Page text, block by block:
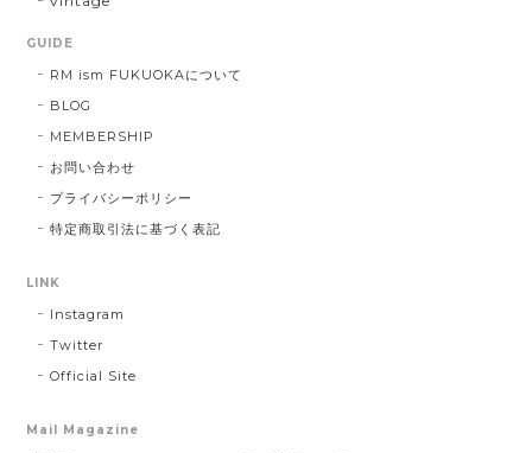
GUIDE
RM ism FUKUOKAについて
BLOG
MEMBERSHIP
お問い合わせ
プライバシーポリシー
特定商取引法に基づく表記
LINK
Instagram
Twitter
Official Site
Mail Magazine